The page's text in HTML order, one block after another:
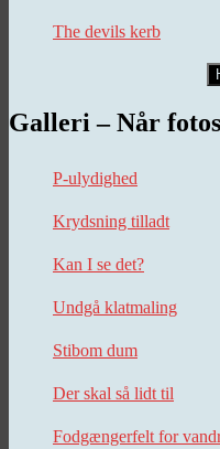
The devils kerb
Galleri – Når
P-ulydighed
Krydsning tilladt
Kan I se det?
Undgå klatmaling
Stibom dum
Der skal så lidt til
Fodgængerfelt for